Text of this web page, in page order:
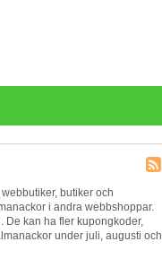
butiker och
i andra webbshoppar.
De kan ha fler kupongkoder,
under juli, augusti och